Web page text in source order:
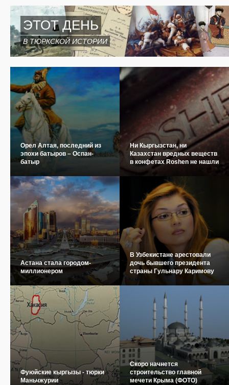
ЭТОТ ДЕНЬ
В ТЮРКСКОЙ ИСТОРИИ
Орел Алтая, последний из
эпохи батыров – Оспан-
батыр
Ни Кыргызстан, ни
Казахстан вредных веществ
в конфетах Roshen не нашли
Астана стала городом-
миллионером
В Узбекистане арестовали
дочь бывшего президента
страны Гульнару Каримову
Фуюйские кыргызы - тюрки
Маньчжурии
Скоро начнется
строительство главной
мечети Крыма (ФОТО)